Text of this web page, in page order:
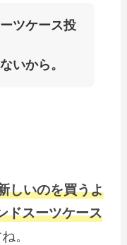
ツケース投
いから。
しいのを買うよ
ドスーツケース
。